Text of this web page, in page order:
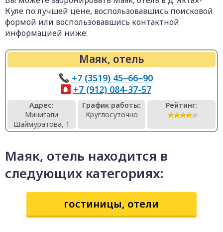
Куле по лучшей цене, воспользовавшись поисковой
формой или воспользовавшись контактной
информацией ниже:
Маяк, отель
+7 (3519) 45‒66‒90
+7 (912) 084-37-57
Адрес:
Минигали
Шаймуратова, 1
График работы:
Круглосуточно
Рейтинг:
Маяк, отель находится в
следующих категориях:
гостиницы, отели